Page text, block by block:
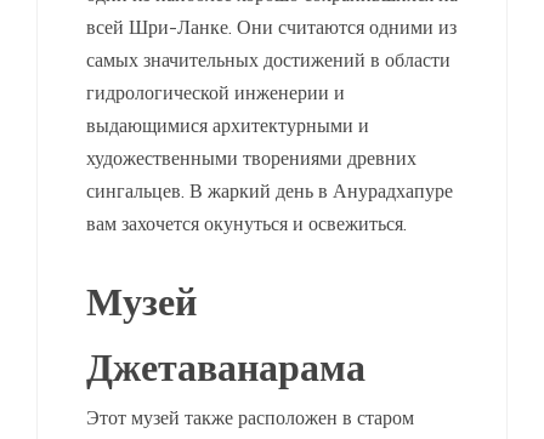
всей Шри-Ланке. Они считаются одними из
самых значительных достижений в области
гидрологической инженерии и
выдающимися архитектурными и
художественными творениями древних
сингальцев. В жаркий день в Анурадхапуре
вам захочется окунуться и освежиться.
Музей
Джетаванарама
Этот музей также расположен в старом